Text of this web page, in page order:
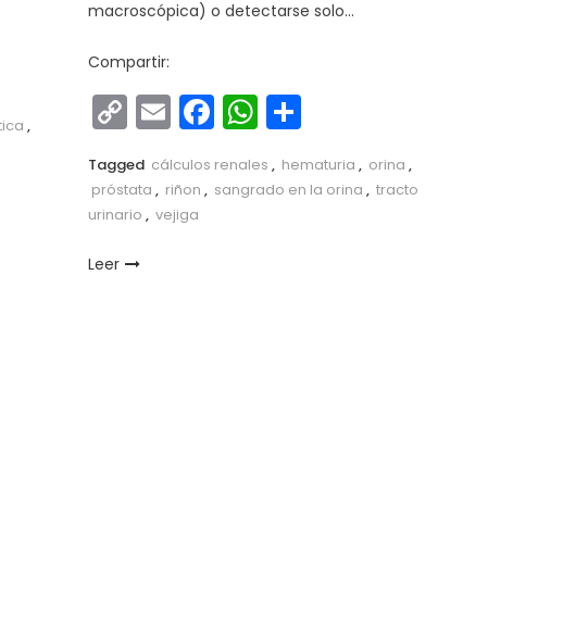
macroscópica) o detectarse solo…
Compartir:
Copy
Link
EmailFacebook
WhatsApp
Tagged cálculos renales , hematuria , orina ,
próstata , riñon , sangrado en la orina , tracto
urinario , vejiga
Leer
,